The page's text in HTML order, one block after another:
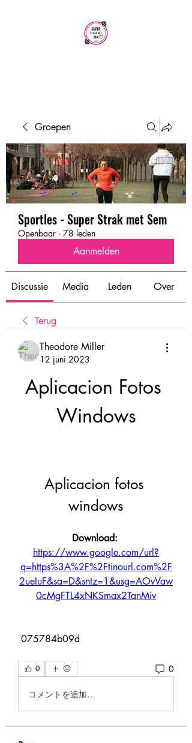
Groepen
Sportles - Super Strak met Sem
Openbaar · 78 leden
Aanmelden
Discussie Media Leden Over
Terug
Theodore Miller
12 juni 2023
Aplicacion Fotos
Windows
Aplicacion fotos
windows
https://www.google.com/url?
q=https%3A%2F%2Ftinourl.com%2F
2ueIuF&sa=D&sntz=1&usg=AOvVaw
0cMgFTL4xNKSmax2TanMiv
075784b09d
0 0
コメントを追加…